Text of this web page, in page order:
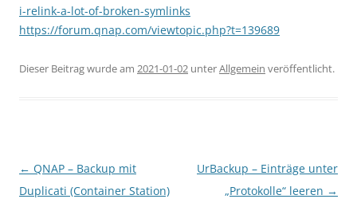
i-relink-a-lot-of-broken-symlinks
https://forum.qnap.com/viewtopic.php?t=139689
Dieser Beitrag wurde am 2021-01-02 unterAllgemein veröffentlicht.
Beitragsnavigation
← QNAP – Backup mit
Duplicati (Container Station)
UrBackup – Einträge unter
„Protokolle“ leeren →